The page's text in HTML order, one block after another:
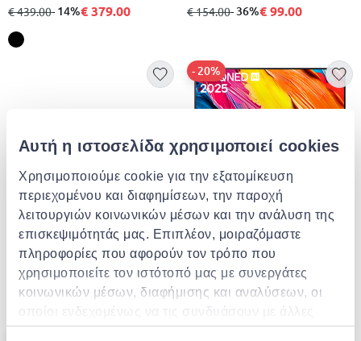
Αυτή η ιστοσελίδα χρησιμοποιεί cookies
Χρησιμοποιούμε cookie για την εξατομίκευση
περιεχομένου και διαφημίσεων, την παροχή
λειτουργιών κοινωνικών μέσων και την ανάλυση της
επισκεψιμότητάς μας. Επιπλέον, μοιραζόμαστε
πληροφορίες που αφορούν τον τρόπο που
χρησιμοποιείτε τον ιστότοπό μας με συνεργάτες
κοινωνικών μέσων, διαφήμισης και αναλύσεων, οι
οποίοι ενδεχομένως να τις συνδυάσουν με άλλες
πληροφορίες που τους έχετε παραχωρήσει ή τις
από
€ 439.00σε
- 14%€ 379.00 από
€ 154.00σε
- 36%€ 99.00
EXTRA -10%
Edision picco t265 ψηφιακος
δεκτης
€ 3.00
EXTRA -10%
LG
Lg smart τηλεόραση 50" 4k
QNED QNED70 (2025)
από
€ 499.00σε
- 20%
- 20%€ 399.00